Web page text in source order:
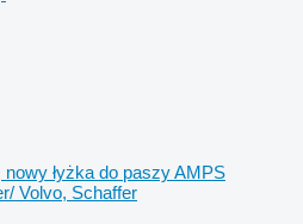
nowy łyżka do paszy AMPS
Volvo, Schaffer